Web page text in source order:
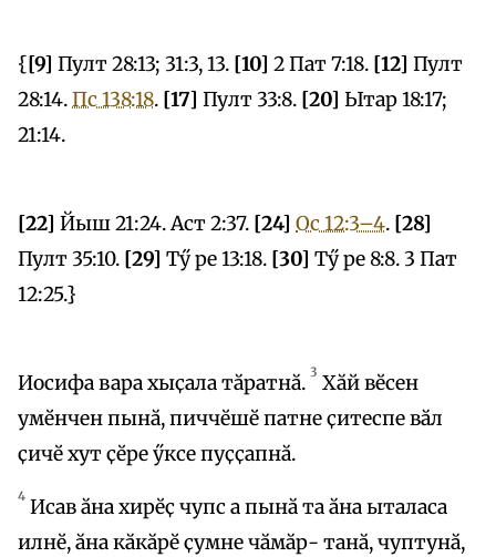
{[9] Пулт 28:13; 31:3, 13. [10] 2 Пат 7:18. [12] Пулт
28:14.Пс 138:18. [17] Пулт 33:8. [20] Ытар 18:17;
21:14.
[22] Йыш 21:24. Аст 2:37. [24] Ос 12:3–4. [28]
Пулт 35:10. [29] Тӳ ре 13:18. [30] Тӳ ре 8:8. 3 Пат
12:25.}
Иосифа вара хыҫала тӑратнӑ. 3 Хӑй вӗсен
умӗнчен пынӑ, пиччӗшӗ патне ҫитеспе вӑл
ҫичӗ хут ҫӗре ӳксе пуҫҫапнӑ.
4 Исав ӑна хирӗҫ чупс а пынӑ та ӑна ыталаса
илнӗ, ӑна кӑкӑрӗ ҫумне чӑмӑр- танӑ, чуптунӑ,